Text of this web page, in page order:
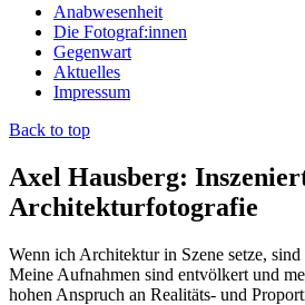
Anabwesenheit
Die Fotograf:innen
Gegenwart
Aktuelles
Impressum
Back to top
Axel Hausberg:
Architekturfotografie
Wenn ich Architektur in Szene setze,
Meine Aufnahmen sind entvölkert und
hohen Anspruch an Realitäts- und